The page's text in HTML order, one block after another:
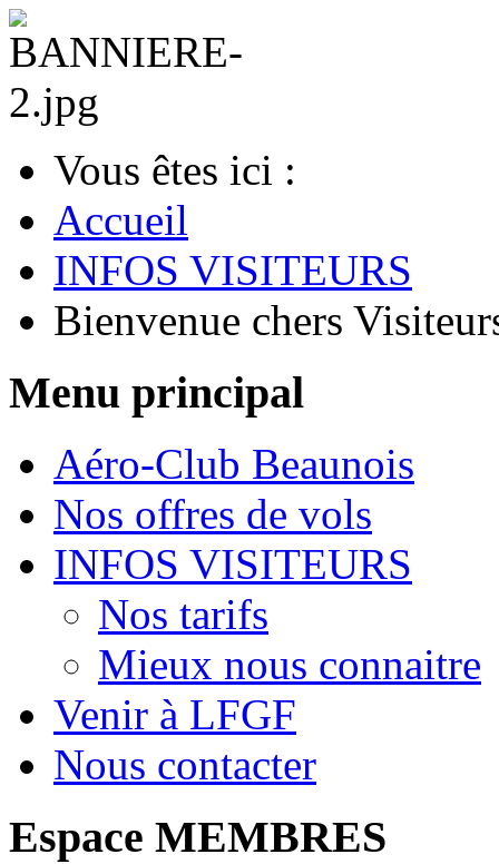
Vous êtes ici :
Accueil
INFOS VISITEURS
Bienvenue chers
Menu principal
Aéro-Club Beaunois
Nos offres de vols
INFOS VISITEURS
Nos tarifs
Mieux nous connaitre
Venir à LFGF
Nous contacter
Espace MEMBRES